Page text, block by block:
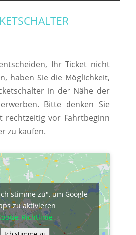
Ihr Ticket nicht
haben Sie die Möglichkeit,
in der Nähe der
Bitte denken Sie
rechtzeitig vor Fahrtbeginn
zu kaufen.
stimme zu", um Google
zu aktivieren
Richtlinie